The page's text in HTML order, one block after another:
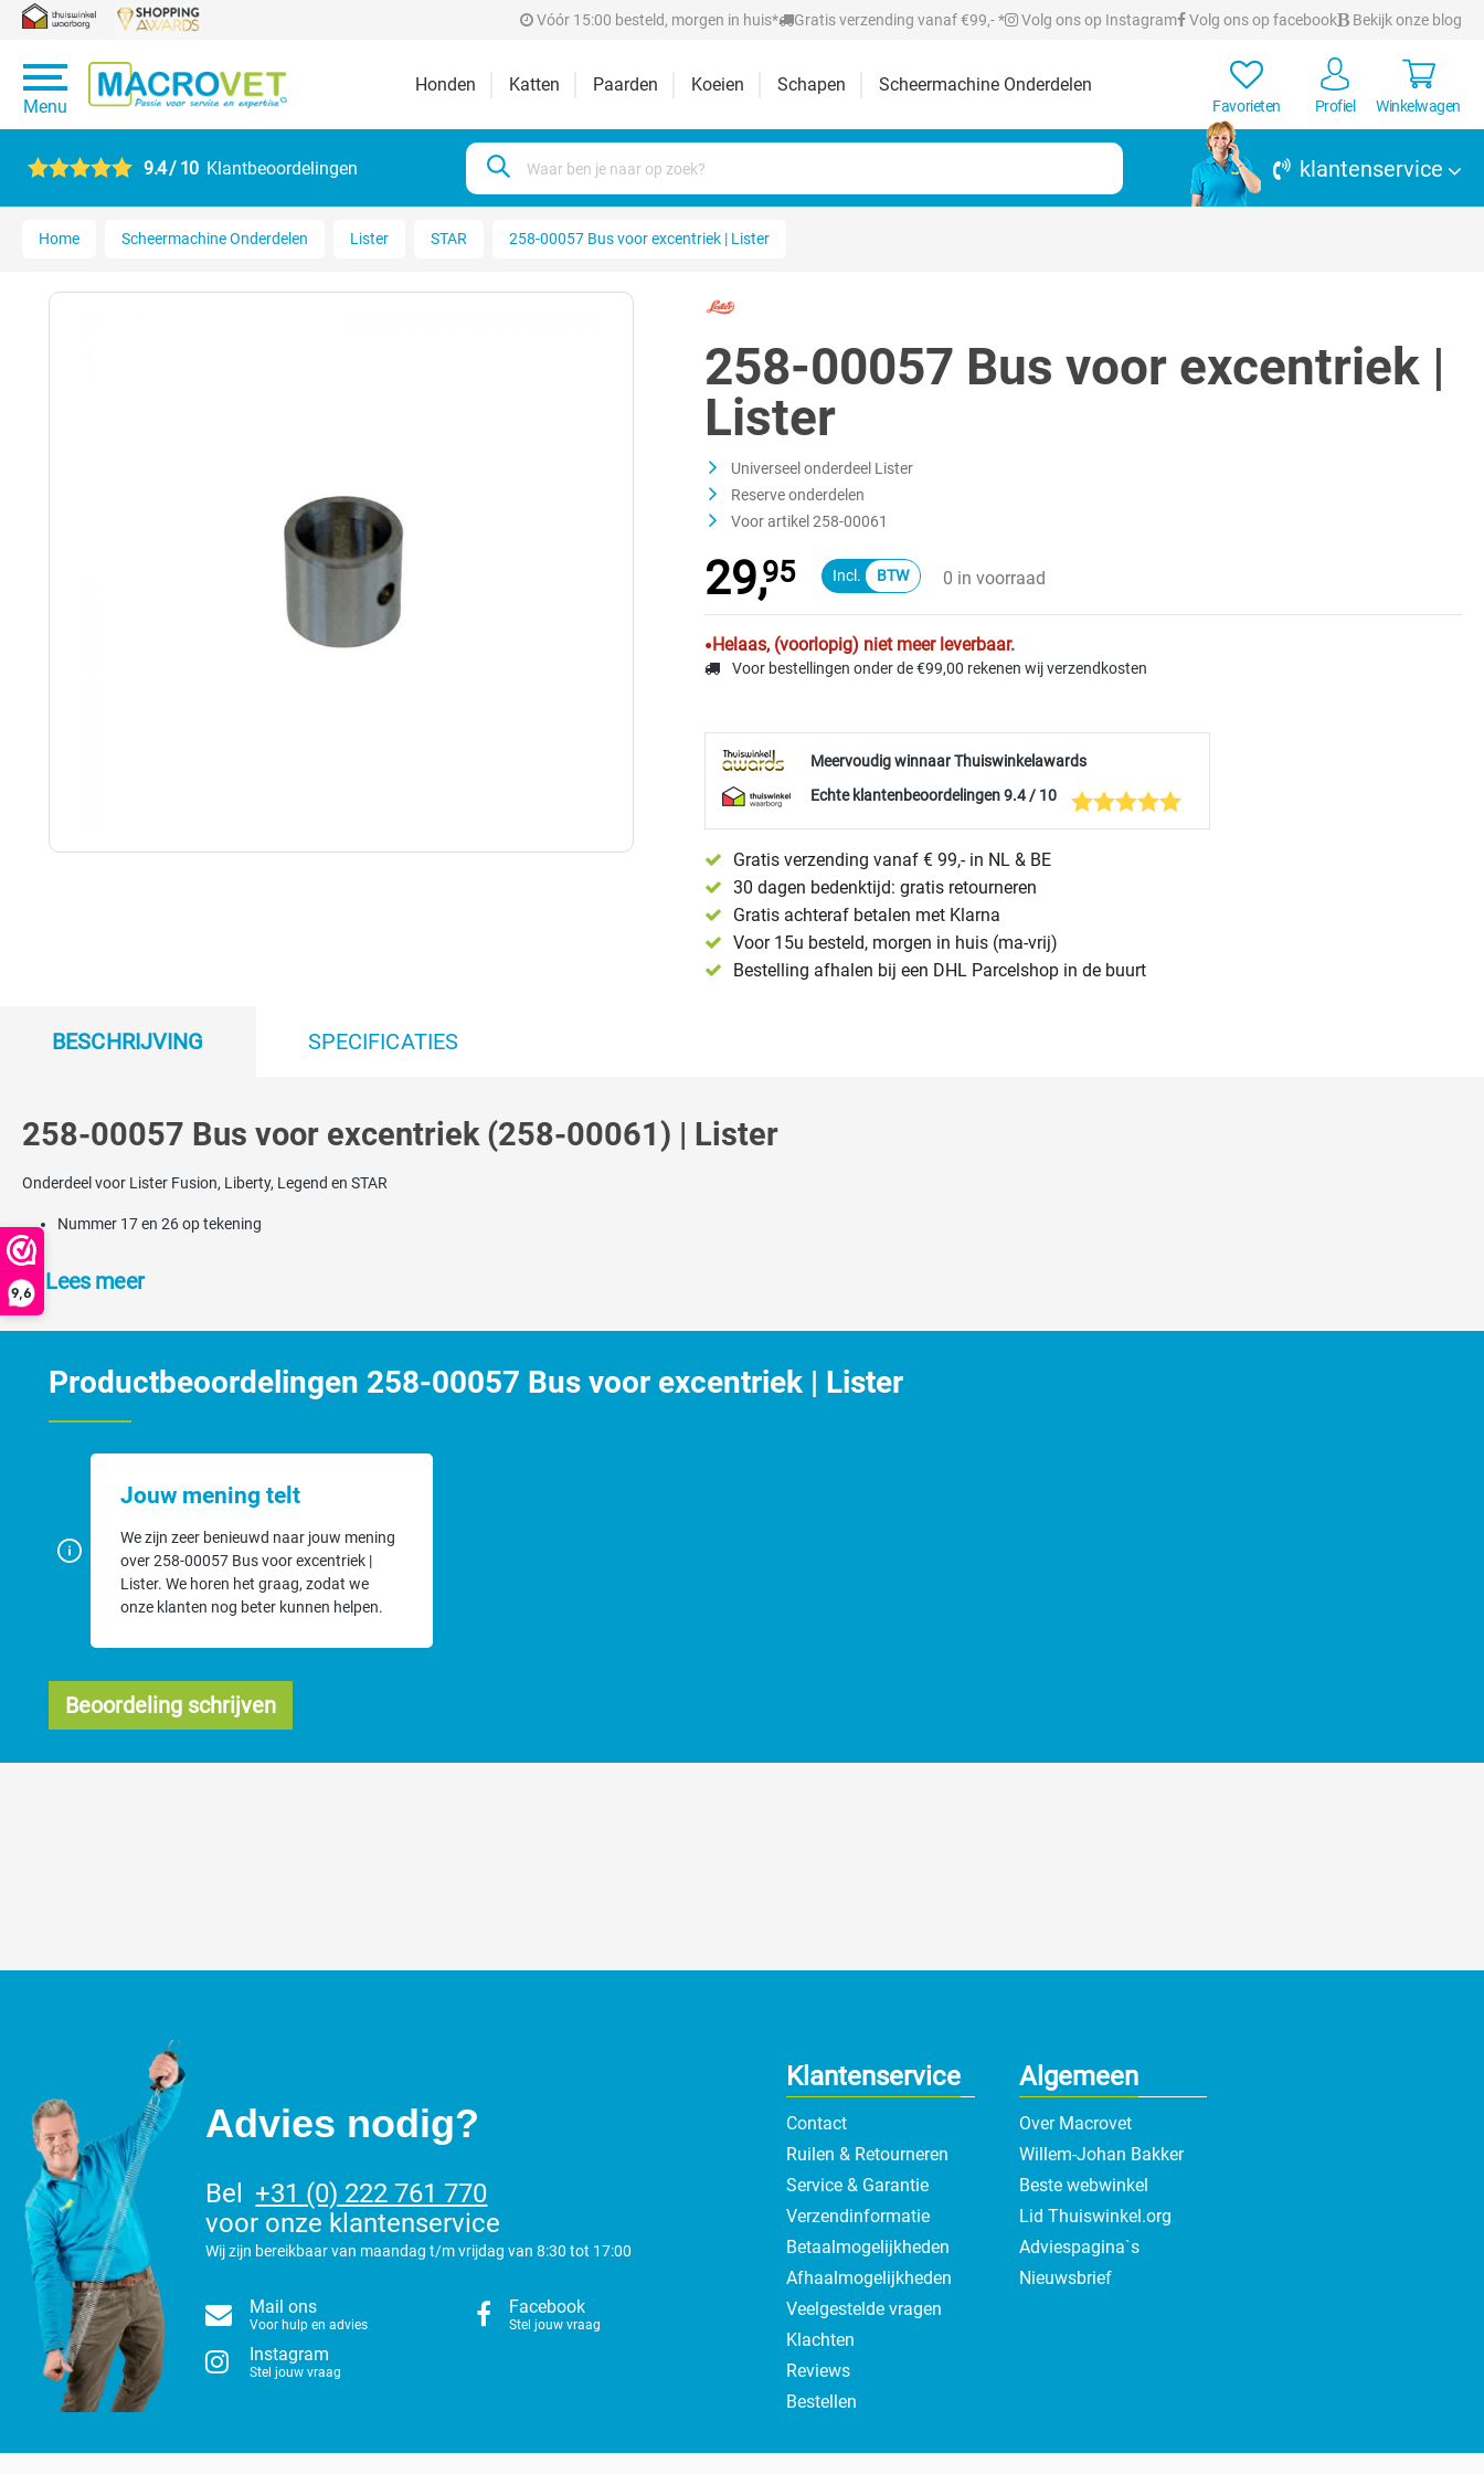
9,6
Vóór 15:00 besteld, morgen in huis* Gratis verzending vanaf €99,- * Volg ons op Instagram Volg ons op facebook Bekijk onze blog
Menu
Honden Katten Paarden Koeien Schapen Scheermachine Onderdelen
Favorieten Profiel Winkelwagen
9.4 / 10 Klantbeoordelingen klantenservice
Home Scheermachine Onderdelen Lister STAR 258-00057 Bus voor excentriek | Lister
258-00057 Bus voor excentriek |
Lister
Universeel onderdeel Lister
Reserve onderdelen
Voor artikel 258-00061
29,95 0 in voorraad
Helaas, (voorlopig) niet meer leverbaar.
Voor bestellingen onder de €99,00 rekenen wij verzendkosten
Meervoudig winnaar Thuiswinkelawards
Echte klantenbeoordelingen 9.4 / 10
Gratis verzending vanaf € 99,- in NL & BE
30 dagen bedenktijd: gratis retourneren
Gratis achteraf betalen met Klarna
Voor 15u besteld, morgen in huis (ma-vrij)
Bestelling afhalen bij een DHL Parcelshop in de buurt
BESCHRIJVING SPECIFICATIES
258-00057 Bus voor excentriek (258-00061) | Lister
Onderdeel voor Lister Fusion, Liberty, Legend en STAR
Nummer 17 en 26 op tekening
Lees meer
Productbeoordelingen 258-00057 Bus voor excentriek | Lister
Jouw mening telt
We zijn zeer benieuwd naar jouw mening
over 258-00057 Bus voor excentriek |
Lister. We horen het graag, zodat we
onze klanten nog beter kunnen helpen.
Beoordeling schrijven
Klantenservice
Contact
Ruilen & Retourneren
Service & Garantie
Verzendinformatie
Betaalmogelijkheden
Afhaalmogelijkheden
Veelgestelde vragen
Klachten
Reviews
Bestellen
Algemeen
Over Macrovet
Willem-Johan Bakker
Beste webwinkel
Lid Thuiswinkel.org
Adviespagina`s
Nieuwsbrief
Advies nodig?
Bel
+31 (0) 222 761 770
voor onze klantenservice
Wij zijn bereikbaar van maandag t/m vrijdag van 8:30 tot 17:00
Mail ons
Voor hulp en advies
Facebook
Stel jouw vraag
Instagram
Stel jouw vraag